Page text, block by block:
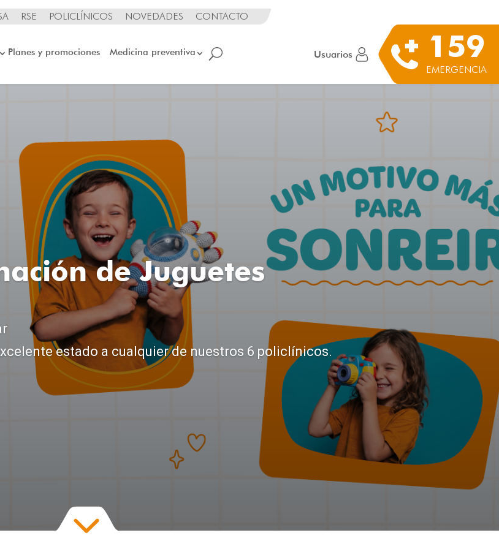
RSE POLICLÍNICOS NOVEDADES CONTACTO
Planes y promociones Medicina preventiva Usuarios 159
EMERGENCIA
de Juguetes
estado a cualquier de nuestros 6 policlínicos.